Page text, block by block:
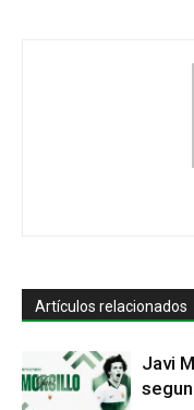
Artículos relacionados
Javi